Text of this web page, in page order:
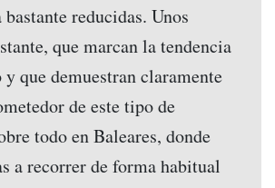
bastante reducidas. Unos
que marcan la tendencia
que demuestran claramente
de este tipo de
todo en Baleares, donde
a recorrer de forma habitual